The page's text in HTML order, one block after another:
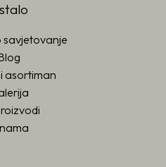
savjetovanje
asortiman